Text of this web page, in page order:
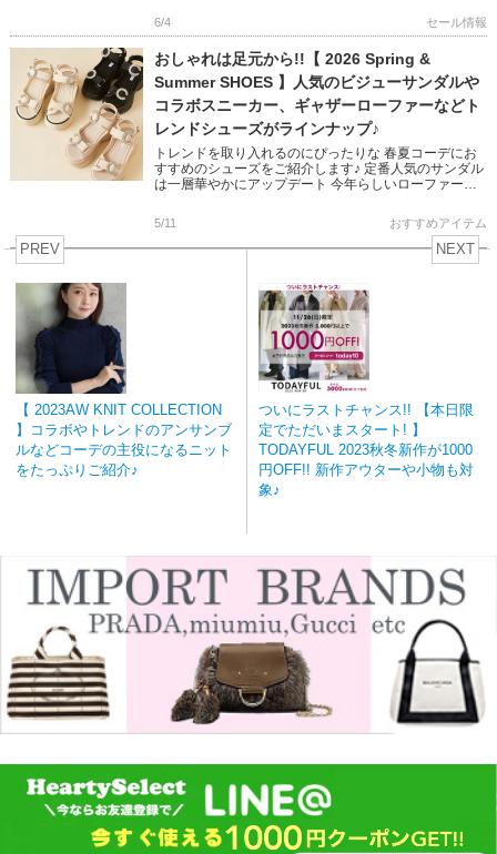
6/4 セール情報
おしゃれは足元から!!【 2026 Spring &
Summer SHOES 】人気のビジューサンダルや
コラボスニーカー、ギャザーローファーなどト
レンドシューズがラインナップ♪
トレンドを取り入れるのにぴったりな 春夏コーデにお
すすめのシューズをご紹介します♪ 定番人気のサンダル
は一層華やかにアップデート 今年らしいローファーも
心地にもこだわった […]
5/11 おすすめアイテム
PREV
【 2023AW KNIT COLLECTION
】コラボやトレンドのアンサンブ
ルなどコーデの主役になるニット
をたっぷりご紹介♪
NEXT
ついにラストチャンス!! 【本日限
定でただいまスタート! 】
TODAYFUL 2023秋冬新作が1000
円OFF!! 新作アウターや小物も対
象♪